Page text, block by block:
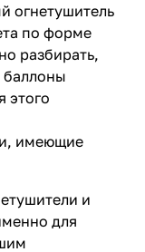
огнетушитель
по форме
разбирать,
баллоны
этого
имеющие
и
для